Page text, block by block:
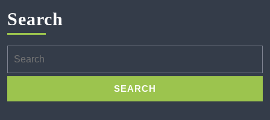
Search
for: